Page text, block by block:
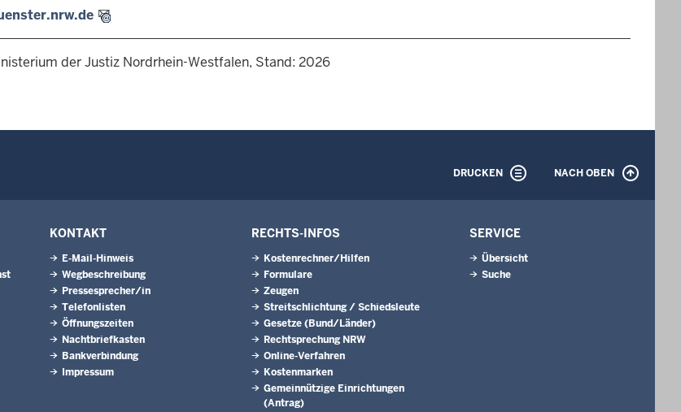
der Justiz Nordrhein-Westfalen, Stand: 2026
DRUCKEN NACH OBEN
KONTAKT
E-Mail-Hinweis
Wegbeschreibung
Pressesprecher/in
Telefonlisten
Öffnungszeiten
Nachtbriefkasten
Bankverbindung
Impressum
RECHTS-INFOS
Kostenrechner/Hilfen
Formulare
Zeugen
Streitschlichtung / Schiedsleute
Gesetze (Bund/Länder)
Rechtsprechung NRW
Online-Verfahren
Kostenmarken
Gemeinnützige Einrichtungen
(Antrag)
SERVICE
Übersicht
Suche